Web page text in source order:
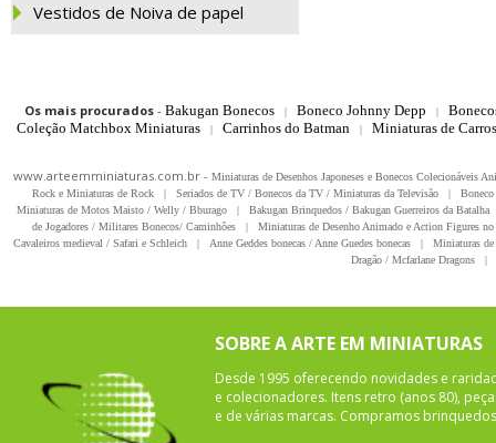
Vestidos de Noiva de papel
Os mais procurados- Bakugan Bonecos | Boneco Johnny Depp |
Coleção Matchbox Miniaturas
| Carrinhos do Batman | Miniaturas de
www.arteemminiaturas.com.br - Miniaturas de Desenhos Japoneses e Bonecos Colecionáveis
Rock e Miniaturas de Rock
| Seriados de TV / Bonecos da TV / Miniaturas da Televisão |
Miniaturas de Motos Maisto / Welly / Bburago
| Bakugan Brinquedos / Bakugan Guerreiros da Batalha
de Jogadores / Militares Bonecos/ Caminhões
|
Miniaturas de Desenho Animado e Action Figures
Cavaleiros medieval / Safari e Schleich
| Anne Geddes bonecas / Anne Guedes bonecas |
Miniaturas
Dragão / Mcfarlane Dragons
|
SOBRE A ARTE EM MINIATURAS
Desde 1995 oferecendo novidades e
e colecionadores. Itens retro (anos 80),
e de várias marcas. Compramos